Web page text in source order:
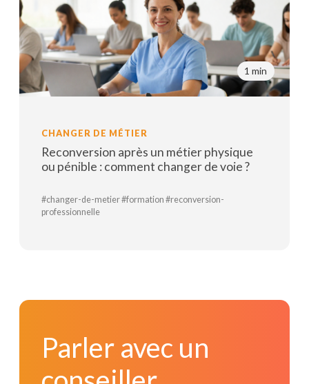
1 min
CHANGER DE MÉTIER
Reconversion après un métier physique
ou pénible : comment changer de voie ?
#changer-de-metier #formation #reconversion-
professionnelle
Parler avec un